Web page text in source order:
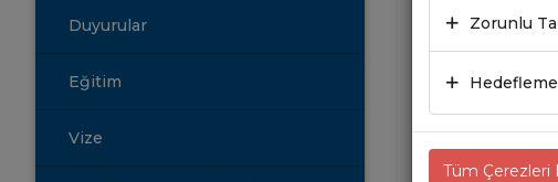
Duyurular
Eğitim
Vize
13.09.2021
Zorunlu
Tüm Çerezleri